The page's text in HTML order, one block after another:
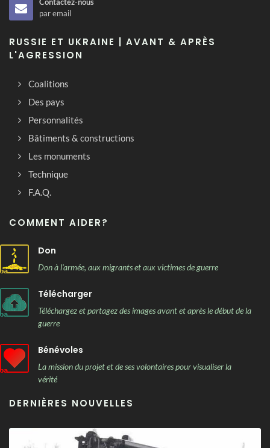
par email
RUSSIE ET UKRAINE | AVANT & APRÈS
L'AGRESSION
Coalitions
Des pays
Personnalités
Bâtiments & constructions
Les monuments
Technique
F.A.Q.
COMMENT AIDER?
Don
Don à l'armée, aux migrants et aux victimes de guerre
Télécharger
Téléchargez et partagez des images avant et après le début de la
guerre
Bénévoles
La mission du projet et de ses volontaires pour visualiser la
vérité
DERNIÈRES NOUVELLES